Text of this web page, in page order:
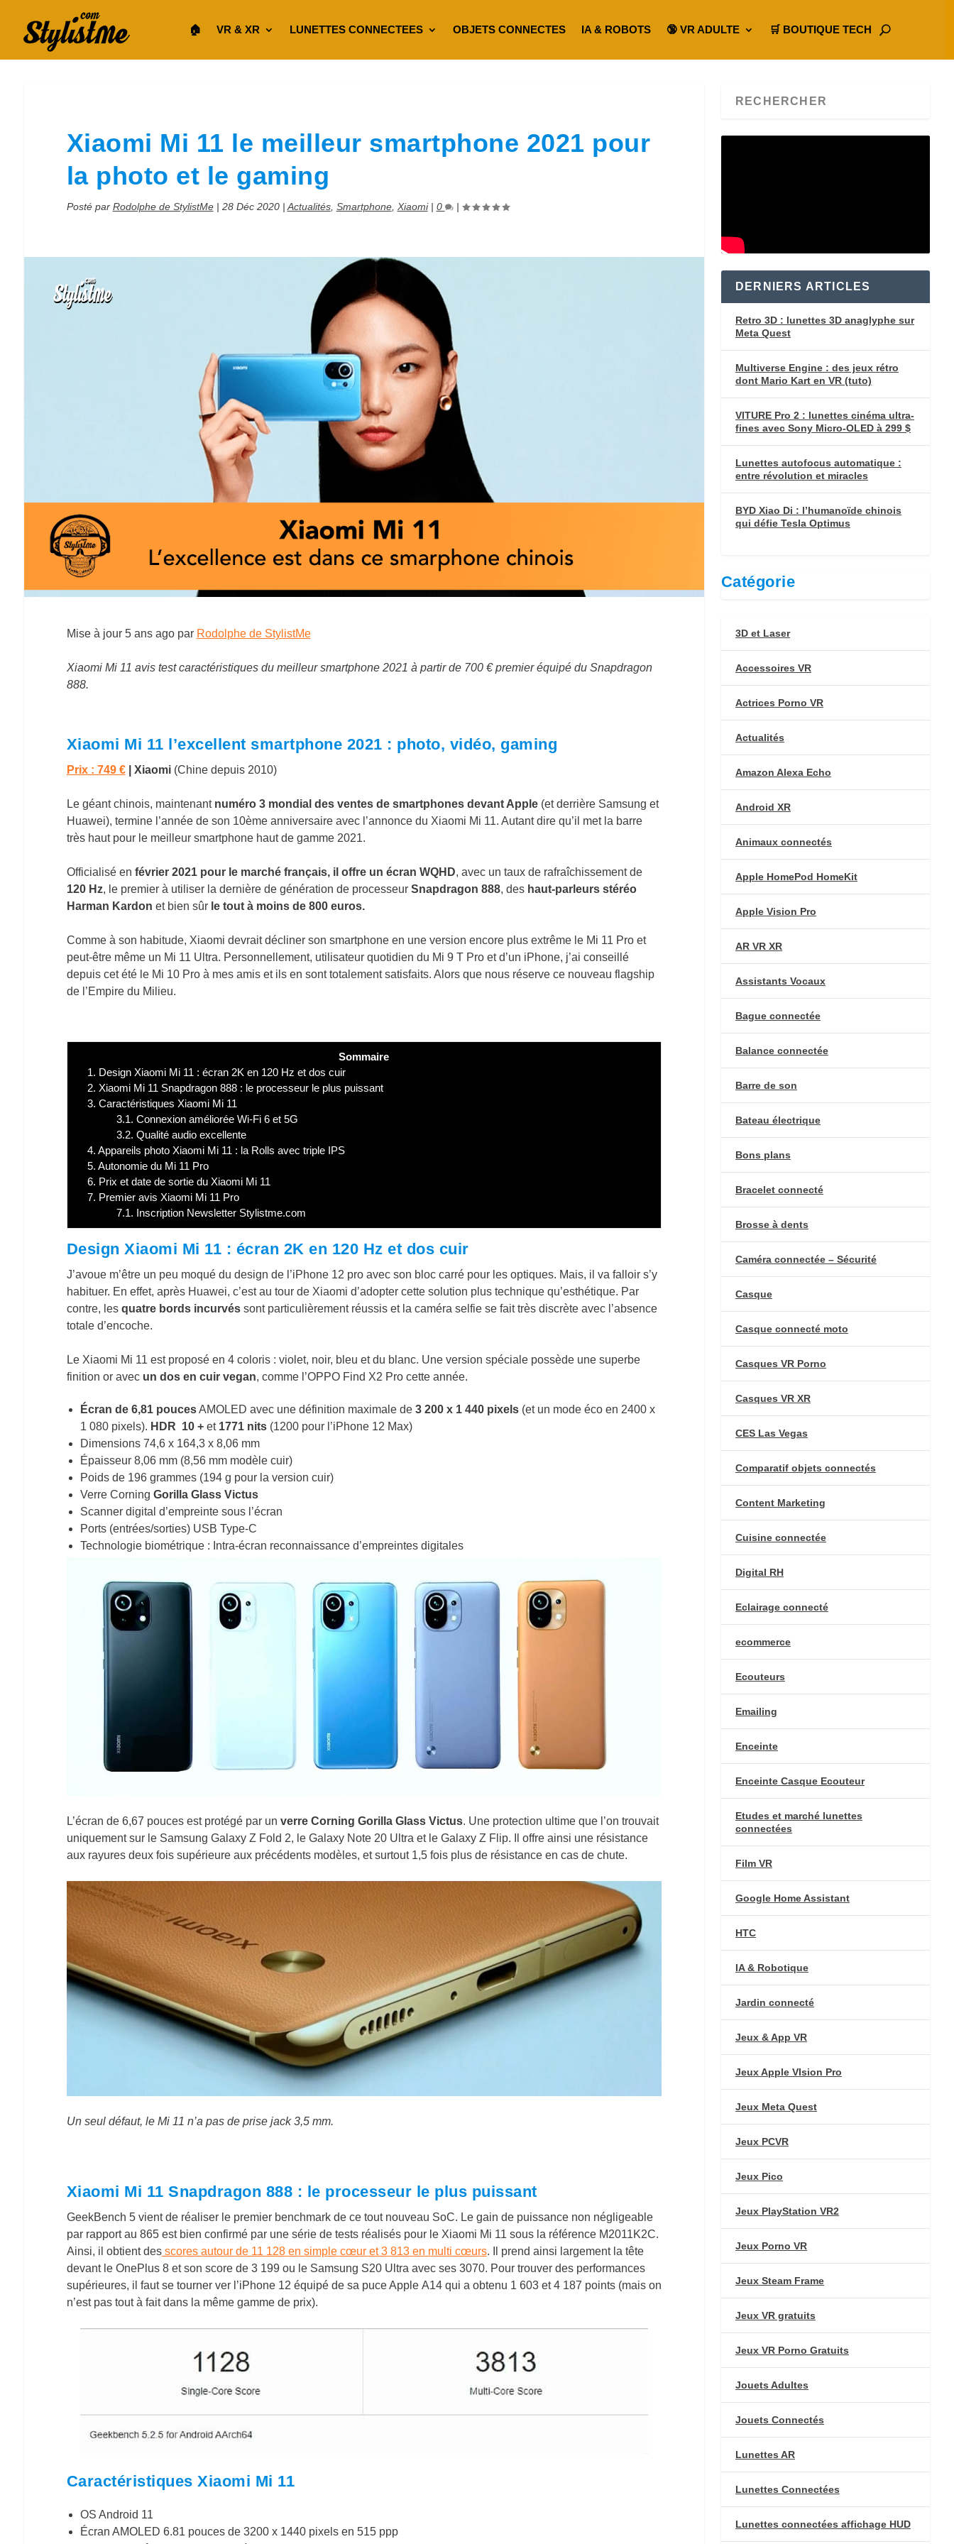
🏠︎ VR & XR LUNETTES CONNECTEES OBJETS CONNECTES IA & ROBOTS 🔞 VR ADULTE 🛒 BOUTIQUE TECH
Xiaomi Mi 11 le meilleur smartphone 2021 pour
la photo et le gaming
Posté par Rodolphe de StylistMe| 28 Déc 2020| Actualités, Smartphone, Xiaomi| 0 |
Mise à jour 5 ans agopar Rodolphe de StylistMe
Xiaomi Mi 11 avis test caractéristiques du meilleur smartphone 2021 à partir de 700 € premier équipé du Snapdragon
888.
Xiaomi Mi 11 l’excellent smartphone 2021 : photo, vidéo, gaming
Prix : 749 €| Xiaomi(Chine depuis 2010)
Le géant chinois, maintenant numéro 3 mondial des ventes de smartphones devant Apple (et derrière Samsung et
Huawei), termine l’année de son 10ème anniversaire avec l’annonce du Xiaomi Mi 11. Autant dire qu’il met la barre
très haut pour le meilleur smartphone haut de gamme 2021.
Officialisé en février 2021 pour le marché français, il offre un écran WQHD, avec un taux de rafraîchissement de
120 Hz, le premier à utiliser la dernière de génération de processeur Snapdragon 888, des haut-parleurs stéréo
Harman Kardon et bien sûr le tout à moins de 800 euros.
Comme à son habitude, Xiaomi devrait décliner son smartphone en une version encore plus extrême le Mi 11 Pro et
peut-être même un Mi 11 Ultra. Personnellement, utilisateur quotidien du Mi 9 T Pro et d’un iPhone, j’ai conseillé
depuis cet été le Mi 10 Pro à mes amis et ils en sont totalement satisfaits. Alors que nous réserve ce nouveau flagship
de l’Empire du Milieu.
Sommaire
1. Design Xiaomi Mi 11 : écran 2K en 120 Hz et dos cuir
2. Xiaomi Mi 11 Snapdragon 888 : le processeur le plus puissant
3. Caractéristiques Xiaomi Mi 11
3.1. Connexion améliorée Wi-Fi 6 et 5G
3.2. Qualité audio excellente
4. Appareils photo Xiaomi Mi 11 : la Rolls avec triple IPS
5. Autonomie du Mi 11 Pro
6. Prix et date de sortie du Xiaomi Mi 11
7. Premier avis Xiaomi Mi 11 Pro
7.1. Inscription Newsletter Stylistme.com
Design Xiaomi Mi 11 : écran 2K en 120 Hz et dos cuir
J’avoue m’être un peu moqué du design de l’iPhone 12 pro avec son bloc carré pour les optiques. Mais, il va falloir s’y
habituer. En effet, après Huawei, c’est au tour de Xiaomi d’adopter cette solution plus technique qu’esthétique. Par
contre, les quatre bords incurvéssont particulièrement réussis et la caméra selfie se fait très discrète avec l’absence
totale d’encoche.
Le Xiaomi Mi 11 est proposé en 4 coloris : violet, noir, bleu et du blanc. Une version spéciale possède une superbe
finition or avecun dos en cuir vegan, comme l’OPPO Find X2 Pro cette année.
Écran de 6,81 poucesAMOLED avec une définition maximale de 3 200 x 1 440 pixels(et un mode éco en 2400 x
1 080 pixels). HDR 10 + et 1771 nits (1200 pour l’iPhone 12 Max)
Dimensions 74,6 x 164,3 x 8,06 mm
Épaisseur 8,06 mm (8,56 mm modèle cuir)
Poids de 196 grammes (194 g pour la version cuir)
Verre Corning Gorilla Glass Victus
Scanner digital d’empreinte sous l’écran
Ports (entrées/sorties) USB Type-C
Technologie biométrique : Intra-écran reconnaissance d’empreintes digitales
L’écran de 6,67 pouces est protégé par un verre Corning Gorilla Glass Victus. Une protection ultime que l’on trouvait
uniquement sur le Samsung Galaxy Z Fold 2, le Galaxy Note 20 Ultra et le Galaxy Z Flip. Il offre ainsi une résistance
aux rayures deux fois supérieure aux précédents modèles, et surtout 1,5 fois plus de résistance en cas de chute.
Un seul défaut, le Mi 11 n’a pas de prise jack 3,5 mm.
Xiaomi Mi 11 Snapdragon 888 : le processeur le plus puissant
GeekBench 5 vient de réaliser le premier benchmark de ce tout nouveau SoC. Le gain de puissance non négligeable
par rapport au 865 est bien confirmé par une série de tests réalisés pour le Xiaomi Mi 11 sous la référence M2011K2C.
Ainsi, il obtient desscores autour de 11 128 en simple cœur et 3 813 en multi cœurs.
Il prend ainsi largement la tête
devant le OnePlus 8 et son score de 3 199 ou le Samsung S20 Ultra avec ses 3070. Pour trouver des performances
supérieures, il faut se tourner ver l’iPhone 12 équipé de sa puce Apple A14 qui a obtenu 1 603 et 4 187 points (mais on
n’est pas tout à fait dans la même gamme de prix).
Caractéristiques Xiaomi Mi 11
OS Android 11
Écran AMOLED 6.81 pouces de 3200 x 1440 pixels en 515 ppp
DERNIERS ARTICLES
Retro 3D : lunettes 3D anaglyphe sur
Meta Quest
Multiverse Engine : des jeux rétro
dont Mario Kart en VR (tuto)
VITURE Pro 2 : lunettes cinéma ultra-
fines avec Sony Micro-OLED à 299 $
Lunettes autofocus automatique :
entre révolution et miracles
BYD Xiao Di : l’humanoïde chinois
qui défie Tesla Optimus
Catégorie
3D et Laser
Accessoires VR
Actrices Porno VR
Actualités
Amazon Alexa Echo
Android XR
Animaux connectés
Apple HomePod HomeKit
Apple Vision Pro
AR VR XR
Assistants Vocaux
Bague connectée
Balance connectée
Barre de son
Bateau électrique
Bons plans
Bracelet connecté
Brosse à dents
Caméra connectée – Sécurité
Casque
Casque connecté moto
Casques VR Porno
Casques VR XR
CES Las Vegas
Comparatif objets connectés
Content Marketing
Cuisine connectée
Digital RH
Eclairage connecté
ecommerce
Ecouteurs
Emailing
Enceinte
Enceinte Casque Ecouteur
Etudes et marché lunettes
connectées
Film VR
Google Home Assistant
HTC
IA & Robotique
Jardin connecté
Jeux & App VR
Jeux Apple VIsion Pro
Jeux Meta Quest
Jeux PCVR
Jeux Pico
Jeux PlayStation VR2
Jeux Porno VR
Jeux Steam Frame
Jeux VR gratuits
Jeux VR Porno Gratuits
Jouets Adultes
Jouets Connectés
Lunettes AR
Lunettes Connectées
Lunettes connectées affichage HUD